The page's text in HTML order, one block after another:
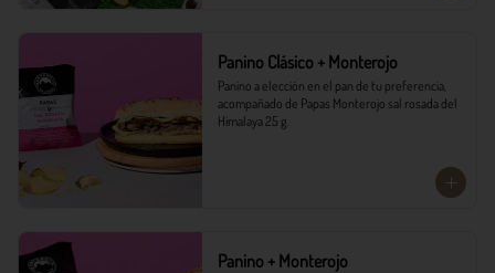
Panino Clásico + Monterojo
Panino a elección en el pan de tu preferencia,
acompañado de Papas Monterojo sal rosada del
Himalaya 25 g.
Panino + Monterojo